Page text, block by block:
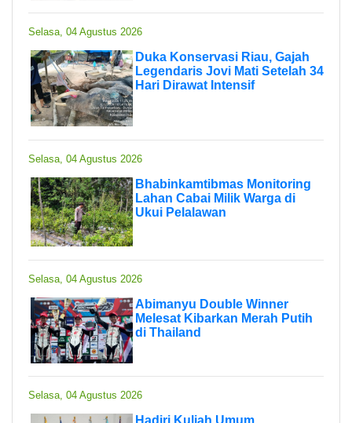
Selasa, 04 Agustus 2026
Duka Konservasi Riau, Gajah
Legendaris Jovi Mati Setelah 34
Hari Dirawat Intensif
Selasa, 04 Agustus 2026
Bhabinkamtibmas Monitoring
Lahan Cabai Milik Warga di
Ukui Pelalawan
Selasa, 04 Agustus 2026
Abimanyu Double Winner
Melesat Kibarkan Merah Putih
di Thailand
Selasa, 04 Agustus 2026
Hadiri Kuliah Umum